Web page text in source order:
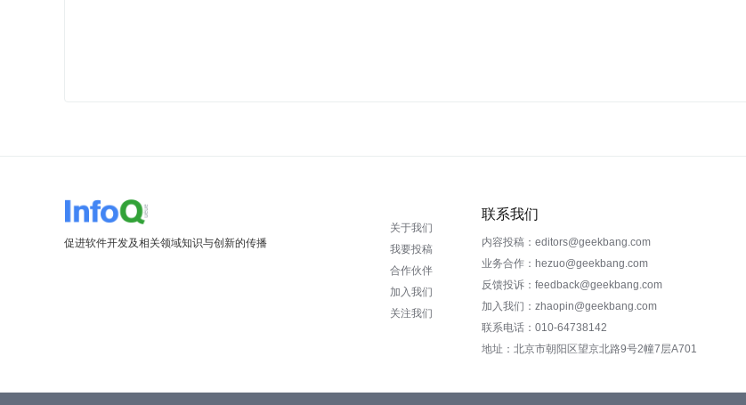
促进软件开发及相关领域知识与创新的传播
关于我们
我要投稿
合作伙伴
加入我们
关注我们
联系我们
内容投稿：editors@geekbang.com
业务合作：hezuo@geekbang.com
反馈投诉：feedback@geekbang.com
加入我们：zhaopin@geekbang.com
联系电话：010-64738142
地址：北京市朝阳区望京北路9号2幢7层A701